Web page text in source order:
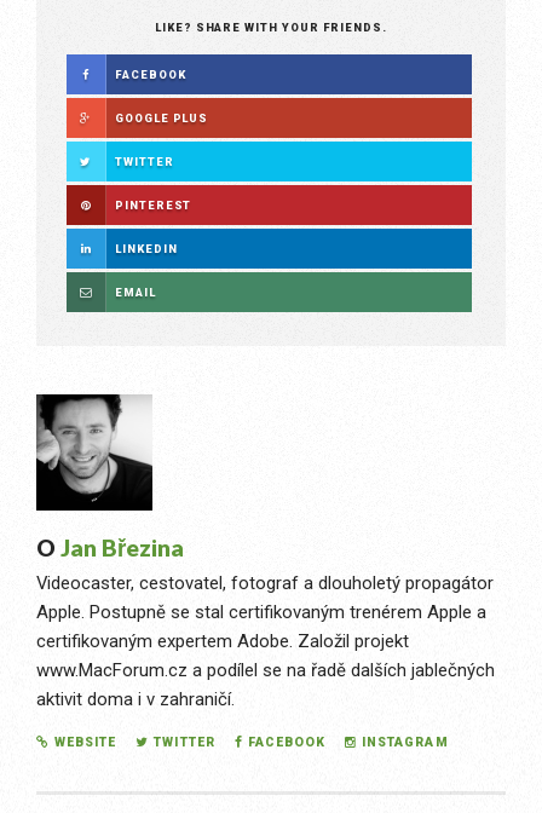
LIKE? SHARE WITH YOUR FRIENDS.
FACEBOOK
GOOGLE PLUS
TWITTER
PINTEREST
LINKEDIN
EMAIL
O Jan Březina
Videocaster, cestovatel, fotograf a dlouholetý propagátor
Apple. Postupně se stal certifikovaným trenérem Apple a
certifikovaným expertem Adobe. Založil projekt
www.MacForum.cz a podílel se na řadě dalších jablečných
aktivit doma i v zahraničí.
WEBSITE TWITTER FACEBOOK INSTAGRAM